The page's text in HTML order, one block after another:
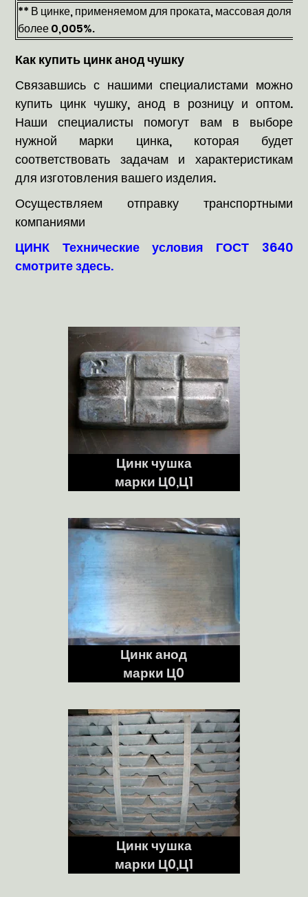
** В цинке, применяемом для проката, массовая доля
более 0,005%.
Как купить цинк анод чушку
Связавшись с нашими специалистами можно
купить цинк чушку, анод в розницу и оптом.
Наши специалисты помогут вам в выборе
нужной марки цинка, которая будет
соответствовать задачам и характеристикам
для изготовления вашего изделия.
Осуществляем отправку транспортными
компаниями
ЦИНК Технические условия ГОСТ 3640
смотрите здесь.
Цинк чушка
марки Ц0,Ц1
Цинк анод
марки Ц0
Цинк чушка
марки Ц0,Ц1